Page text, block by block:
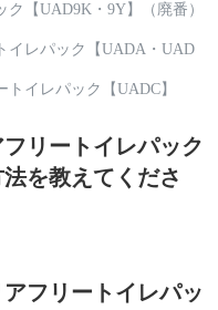
【UAD9K・9Y】（廃番）
イレパック【UADA・UAD
イレパック【UADC】
リートイレパック
を教えてくださ
アフリートイレパッ